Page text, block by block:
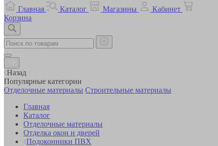
Главная
Каталог Магазины
Кабинет
Корзина
Назад
Популярные категории
Отделочные материалы Строительные материалы
Главная
Каталог
Отделочные материалы
Отделка окон и дверей
Подоконники ПВХ